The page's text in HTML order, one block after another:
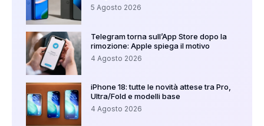
5 Agosto 2026
Telegram torna sull’App Store dopo la
rimozione: Apple spiega il motivo
4 Agosto 2026
iPhone 18: tutte le novità attese tra Pro,
Ultra/Fold e modelli base
4 Agosto 2026